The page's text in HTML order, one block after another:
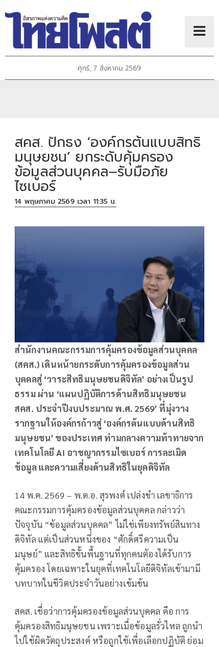
ศุกร์, 7 สิงหาคม 2569
สคส. ปักธง ‘องค์กรต้นแบบสิทธิ
มนุษยชน’ ยกระดับคุ้มครอง
ข้อมูลส่วนบุคคล–รับมือภัย
ไซเบอร์
14 พฤษภาคม 2569 เวลา 11:35 น.
สำนักงานคณะกรรมการคุ้มครองข้อมูลส่วนบุคคล
(สคส.) เดินหน้ายกระดับการคุ้มครองข้อมูลส่วน
บุคคลสู่ ‘วาระสิทธิมนุษยชนดิจิทัล’ อย่างเป็นรูป
ธรรม ผ่าน ‘แผนปฏิบัติการด้านสิทธิมนุษยชน
สคส. ประจำปีงบประมาณ พ.ศ. 2569’ ที่มุ่งวาง
รากฐานให้องค์กรก้าวสู่ ‘องค์กรต้นแบบด้านสิทธิ
มนุษยชน’ ของประเทศ ท่ามกลางความท้าทายจาก
เทคโนโลยี AI อาชญากรรมไซเบอร์ การละเมิด
ข้อมูล และความเสี่ยงด้านสิทธิในยุคดิจิทัล
14 พ.ค. 2569 – พ.ต.อ. สุรพงศ์ เปล่งขำ เลขาธิการ
คณะกรรมการคุ้มครองข้อมูลส่วนบุคคล กล่าวว่า
ปัจจุบัน “ข้อมูลส่วนบุคคล” ไม่ใช่เพียงทรัพย์สินทาง
ดิจิทัล แต่เป็นส่วนหนึ่งของ “ศักดิ์ศรีความเป็น
มนุษย์” และสิทธิขั้นพื้นฐานที่ทุกคนต้องได้รับการ
คุ้มครอง โดยเฉพาะในยุคที่เทคโนโลยีดิจิทัลเข้ามามี
บทบาทในชีวิตประจำวันอย่างเข้มข้น
สคส. เชื่อว่าการคุ้มครองข้อมูลส่วนบุคคล คือ การ
คุ้มครองสิทธิมนุษยชน เพราะเมื่อข้อมูลรั่วไหล ถูกนำ
ไปใช้ผิดวัตถุประสงค์ หรือถูกใช้เพื่อเลือกปฏิบัติ ย่อม